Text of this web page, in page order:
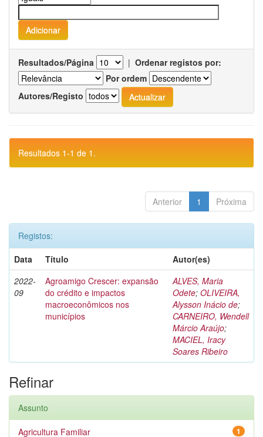
Resultados/Página | Ordenar registos por:
Por ordem
Autores/Registo
Resultados 1-1 de 1.
Anterior 1 Próxima
Registos:
Data
Título
Autor(es)
2022-
09
Agroamigo Crescer: expansão
do crédito e impactos
macroeconômicos nos
municípios
ALVES, Maria
Odete; OLIVEIRA,
Alysson Inácio de;
CARNEIRO, Wendell
Márcio Araújo;
MACIEL, Iracy
Soares Ribeiro
Refinar
Assunto
1
Agricultura Familiar